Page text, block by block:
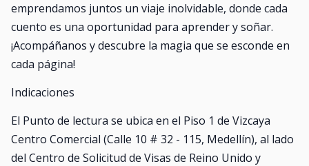
emprendamos juntos un viaje inolvidable, donde cada
cuento es una oportunidad para aprender y soñar.
¡Acompáñanos y descubre la magia que se esconde en
cada página!
Indicaciones
El Punto de lectura se ubica en el Piso 1 de Vizcaya
Centro Comercial (Calle 10 # 32 - 115, Medellín), al lado
del Centro de Solicitud de Visas de Reino Unido y